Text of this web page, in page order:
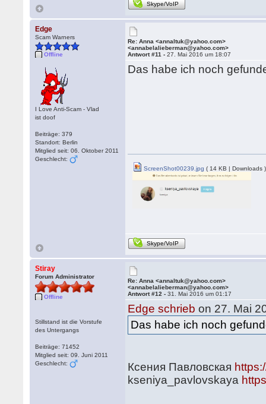
Skype/VoIP
Edge
Scam Warners
Offline
I Love Anti-Scam - Vlad
ist doof
Beiträge: 379
Standort: Berlin
Mitglied seit: 06. Oktober 2011
Geschlecht:
Re: Anna <annaltuk@yahoo.com>
<annabelalieberman@yahoo.com>
Antwort #11 -27. Mai 2016 um 18:07
Das habe ich noch
ScreenShot00239.jpg ( 14 KB | Downloads )
Skype/VoIP
Stiray
Forum Administrator
Offline
Stillstand ist die Vorstufe
des Untergangs
Beiträge: 71452
Mitglied seit: 09. Juni 2011
Geschlecht:
Re: Anna <annaltuk@yahoo.com>
<annabelalieberman@yahoo.com>
Antwort #12 -31. Mai 2016 um 01:17
Edge schrieb on 27. Mai
Das habe ich noch
Ксения Павловская
kseniya_pavlovskaya